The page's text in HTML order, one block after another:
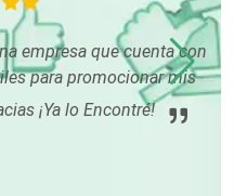
empresa que cuenta con
para promocionar mis
¡Ya lo Encontré!